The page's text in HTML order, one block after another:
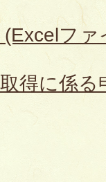
フ
得に係